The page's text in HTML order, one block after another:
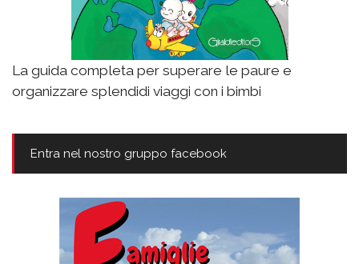
La guida completa per superare le paure e
organizzare splendidi viaggi con i bimbi
Entra nel nostro gruppo facebook